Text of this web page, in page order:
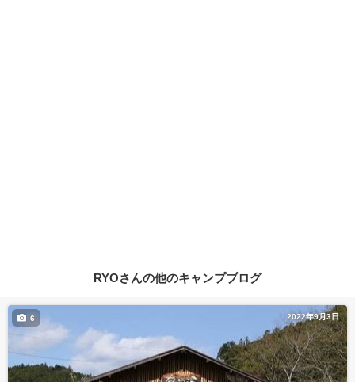
RYOさんの他のキャンプブログ
2022年9月3日
6